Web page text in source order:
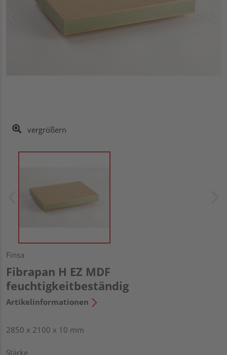
vergrößern
Finsa
Fibrapan H EZ MDF
feuchtigkeitbeständig
Artikelinformationen
2850 x 2100 x 10 mm
Stärke